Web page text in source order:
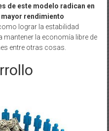
de este modelo radican en
rendimiento
lograr la estabilidad
la economía libre de
entre otras cosas.